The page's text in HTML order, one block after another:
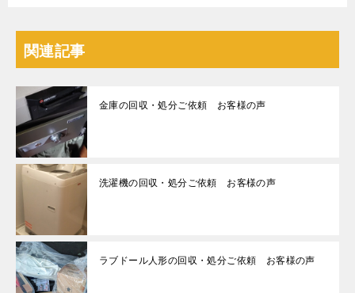
関連記事
金庫の回収・処分ご依頼 お客様の声
洗濯機の回収・処分ご依頼 お客様の声
ラブドール人形の回収・処分ご依頼 お客様の声